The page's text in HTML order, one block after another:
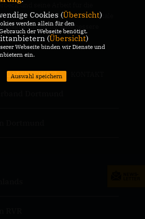
und seine Arbeit für die
Wir setzen uns für lokale
uns für eine bessere
DATENSCHUTZ
Cookies (Übersicht)
werden allein für den
der Webseite benötigt.
(Übersicht)
Webseite binden wir Dienste und
ein.
Auswahl speichern